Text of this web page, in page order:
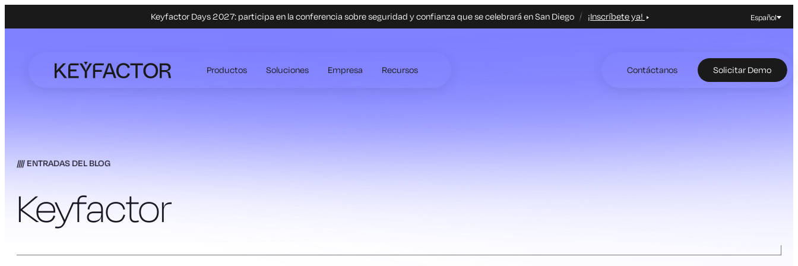
Keyfactor Days 2027: participa en la conferencia sobre seguridad y confianza que se celebrará en San Diego ¡Inscríbete ya! Español
contenido
principal
Productos Soluciones Empresa Recursos Contáctanos Solicitar Demo
ENTRADAS DEL BLOG
Keyfactor